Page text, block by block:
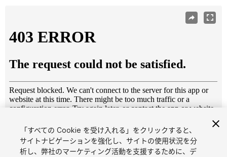
1 /9
「すべての Cookie を受け入れる」をクリックすると、
サイトナビゲーションを強化し、サイトの使用状況を分
析し、弊社のマーケティング活動を支援するために、デ